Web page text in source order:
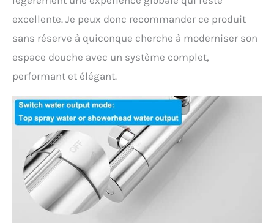
excellente. Je peux donc recommander ce produit
sans réserve à quiconque cherche à moderniser son
espace douche avec un système complet,
performant et élégant.